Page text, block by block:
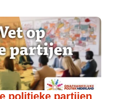
politieke partijen